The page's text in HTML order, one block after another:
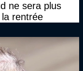
ne sera plus
rentrée